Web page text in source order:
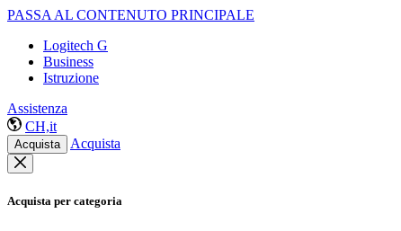
PASSA AL CONTENUTO PRINCIPALE
Logitech G
Business
Istruzione
Assistenza
CH,it
Acquista Acquista
Acquista per categoria